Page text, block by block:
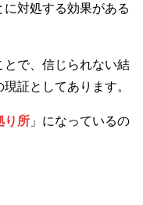
対処する効果がある
で、信じられない結
証としてあります。
り所 」になっているの